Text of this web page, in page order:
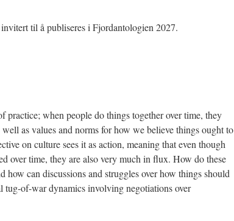
til å publiseres i Fjordantologien 2027.
practice; when people do things together over time, they
as values and norms for how we believe things ought to
on culture sees it as action, meaning that even though
over time, they are also very much in flux. How do these
how can discussions and struggles over how things should
tug-of-war dynamics involving negotiations over